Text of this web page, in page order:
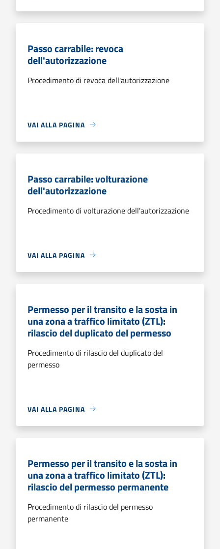
Passo carrabile: revoca
dell'autorizzazione
Procedimento di revoca dell'autorizzazione
VAI ALLA PAGINA
Passo carrabile: volturazione
dell'autorizzazione
Procedimento di volturazione dell'autorizzazione
VAI ALLA PAGINA
Permesso per il transito e la sosta in
una zona a traffico limitato (ZTL):
rilascio del duplicato del permesso
Procedimento di rilascio del duplicato del
permesso
VAI ALLA PAGINA
Permesso per il transito e la sosta in
una zona a traffico limitato (ZTL):
rilascio del permesso permanente
Procedimento di rilascio del permesso
permanente